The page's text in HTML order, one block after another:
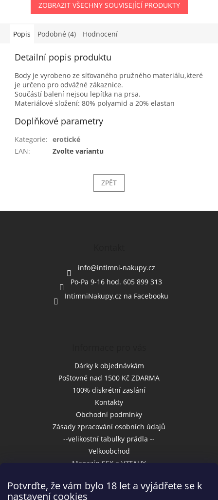
Potvrďte, že vám bylo 18 let a vyjádřete se k
nastavení cookies
ZOBRAZIT VŠECHNY SOUVISEJÍCÍ PRODUKTY
Popis Podobné (4) Hodnocení
Detailní popis produktu
Body je vyrobeno ze síťovaného pružného materiálu,které
je určeno pro odvážné zákaznice.
Součástí balení nejsou lepítka na prsa.
Materiálové složení: 80% polyamid a 20% elastan
Doplňkové parametry
Kategorie: erotické
EAN: Zvolte variantu
ZPĚT
info@intimni-nakupy.cz
Po-Pa 9-16 hod. 605 899 313
IntimniNakupy.cz na Facebooku
Dárky k objednávkám
Poštovné nad 1500 Kč ZDARMA
100% diskrétní zaslání
Kontakty
Obchodní podmínky
Zásady zpracování osobních údajů
--velikostní tabulky prádla --
Velkoobchod
Magazín SEX a VZTAHY